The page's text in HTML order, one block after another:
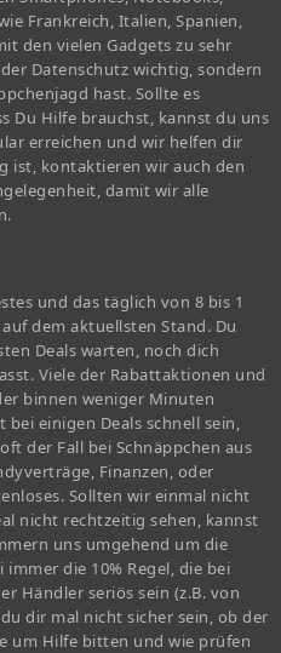
Frankreich, Italien, Spanien,
den vielen Gadgets zu sehr
Datenschutz wichtig, sondern
hast. Sollte es
Du Hilfe brauchst, kannst du uns
erreichen und wir helfen dir
ist, kontaktieren wir auch den
damit wir alle
und das täglich von 8 bis 1
dem aktuellsten Stand. Du
Deals warten, noch dich
Viele der Rabattaktionen und
binnen weniger Minuten
einigen Deals schnell sein,
der Fall bei Schnäppchen aus
Finanzen, oder
Sollten wir einmal nicht
nicht rechtzeitig sehen, kannst
uns umgehend um die
die 10% Regel, die bei
Händler seriös sein (z.B. von
dir mal nicht sicher sein, ob der
um Hilfe bitten und wie prüfen